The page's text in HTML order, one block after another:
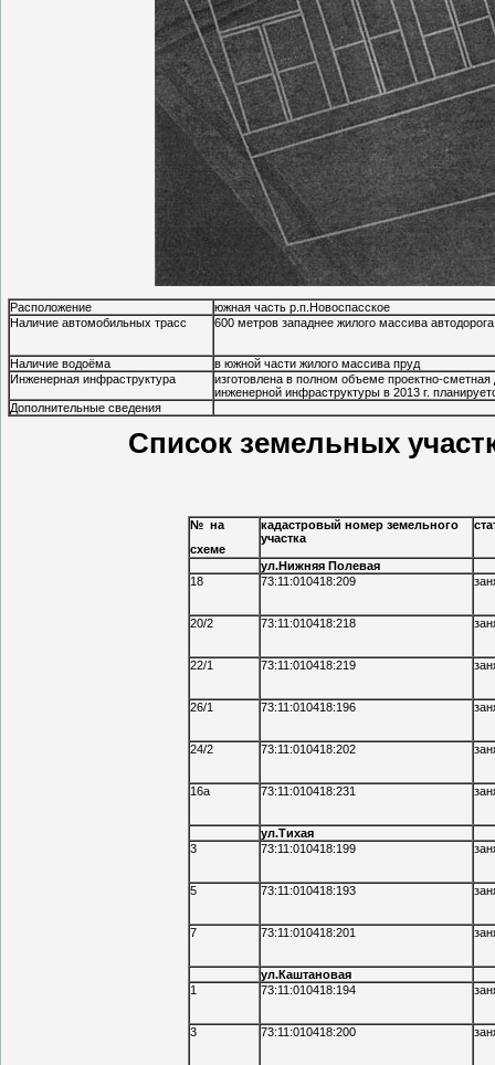
Расположение
южная часть р.п.Новоспасское
Наличие автомобильных трасс
600 метров западнее жилого массива
Наличие водоёма
в южной части жилого массива пруд
Инженерная инфраструктура
изготовлена в полном объеме проектно-
инженерной инфраструктуры в 2013 г.
Дополнительные сведения
Список земельных
№ на
схеме
кадастровый номер земельного
участка
ул.Нижняя Полевая
18
73:11:010418:209
20/2 73:11:010418:218
22/1 73:11:010418:219
26/1 73:11:010418:196
24/2 73:11:010418:202
16а 73:11:010418:231
ул.Тихая
3
73:11:010418:199
5 73:11:010418:193
7 73:11:010418:201
ул.Каштановая
1
73:11:010418:194
3 73:11:010418:200